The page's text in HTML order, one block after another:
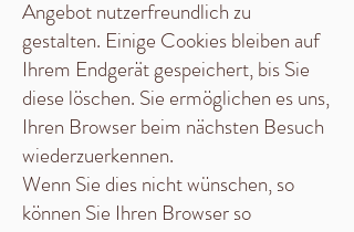
Angebot nutzerfreundlich zu
gestalten. Einige Cookies bleiben auf
Ihrem Endgerät gespeichert, bis Sie
diese löschen. Sie ermöglichen es uns,
Ihren Browser beim nächsten Besuch
wiederzuerkennen.
Wenn Sie dies nicht wünschen, so
können Sie Ihren Browser so